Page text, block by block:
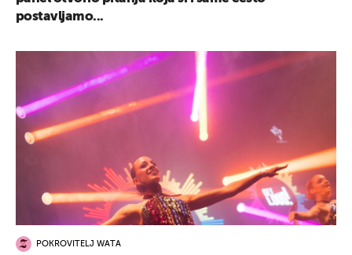
postavljamo...
POKROVITELJ WATA